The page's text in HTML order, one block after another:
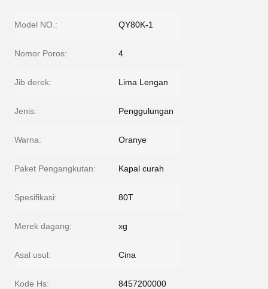
Model NO.: QY80K-1
Nomor Poros: 4
Jib derek: Lima Lengan
Jenis: Penggulungan
Warna: Oranye
Paket Pengangkutan: Kapal curah
Spesifikasi: 80T
Merek dagang: xg
Asal usul: Cina
Kode Hs: 8457200000